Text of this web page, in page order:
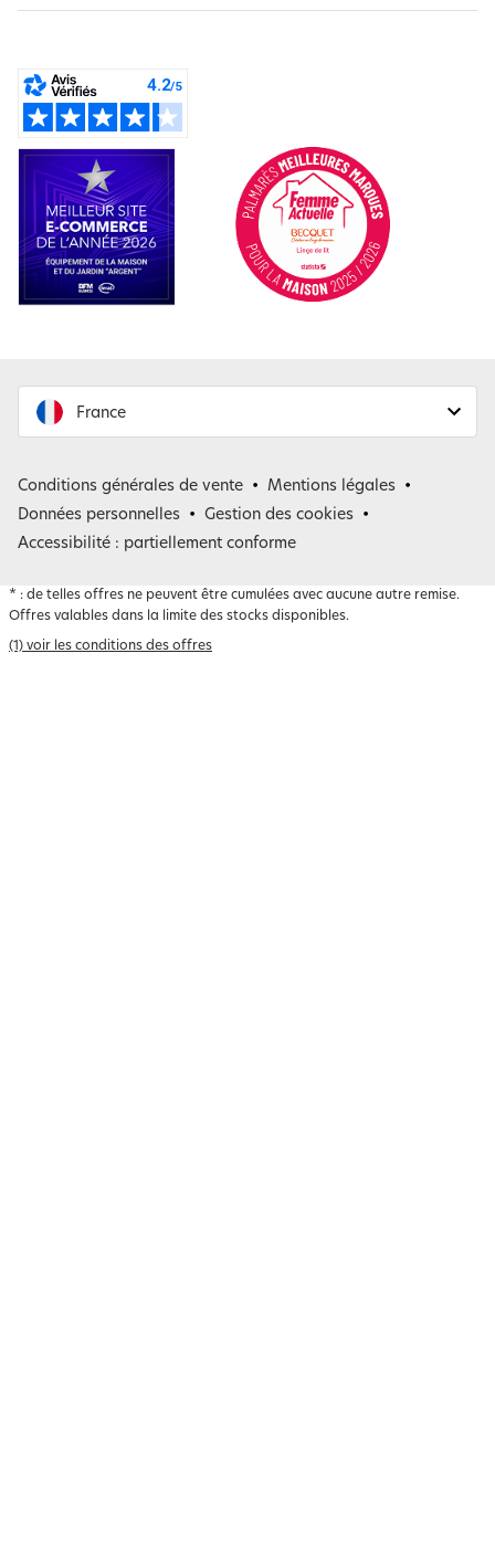
France
Belgique
Conditions générales de vente
Mentions légales
Données personnelles
Gestion des cookies
Accessibilité : partiellement conforme
* : de telles offres ne peuvent être cumulées avec aucune autre remise.
Offres valables dans la limite des stocks disponibles.
(1) voir les conditions des offres